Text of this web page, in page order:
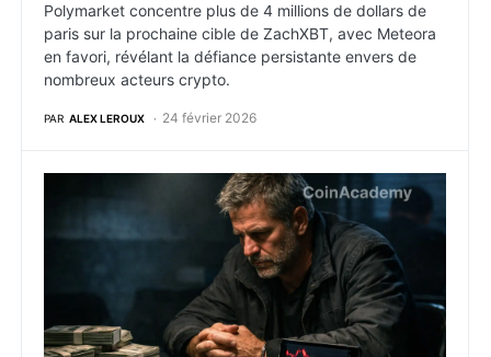
Polymarket concentre plus de 4 millions de dollars de
paris sur la prochaine cible de ZachXBT, avec Meteora
en favori, révélant la défiance persistante envers de
nombreux acteurs crypto.
PAR ALEX LEROUX 24 février 2026
Un américain de 54 ans condamné à 3 ans de